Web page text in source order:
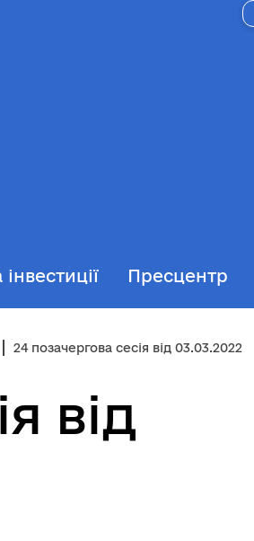
інвестиції Пресцентр
24 позачергова сесія від 03.03.2022
від